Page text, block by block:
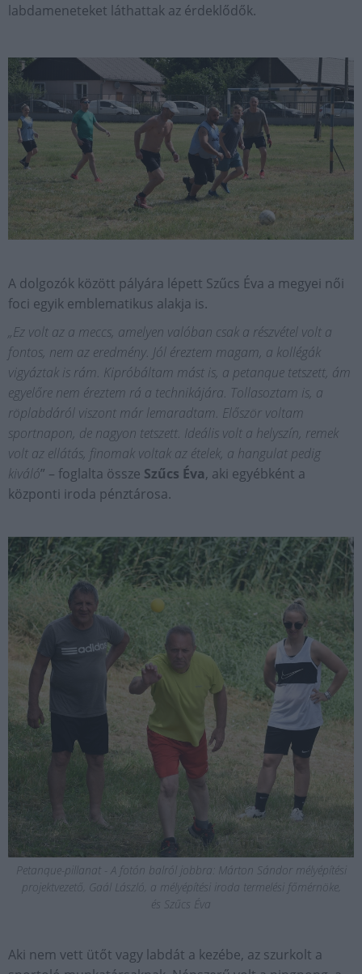
labdameneteket láthattak az érdeklődők.
A dolgozók között pályára lépett Szűcs Éva a megyei női
foci egyik emblematikus alakja is.
„Ez volt az a meccs, amelyen valóban csak a részvétel volt a
fontos, nem az eredmény. Jól éreztem magam, a kollégák
vigyáztak is rám. Kipróbáltam mást is, a petanque tetszett, ám
egyelőre nem éreztem rá a technikájára. Tollasoztam is, a
röplabdáról viszont már lemaradtam. Először voltam
sportnapon, de nagyon tetszett. Ideális volt a helyszín, remek
volt az ellátás, finomak voltak az ételek, a hangulat pedig
kiváló” – foglalta össze Szűcs Éva, aki egyébként a
központi iroda pénztárosa.
Petanque-pillanat - A fotón balról jobbra: Márton Sándor mélyépítési
projektvezető, Gaál László, a mélyépítési iroda termelési főmérnöke,
és Szűcs Éva
Aki nem vett ütőt vagy labdát a kezébe, az szurkolt a